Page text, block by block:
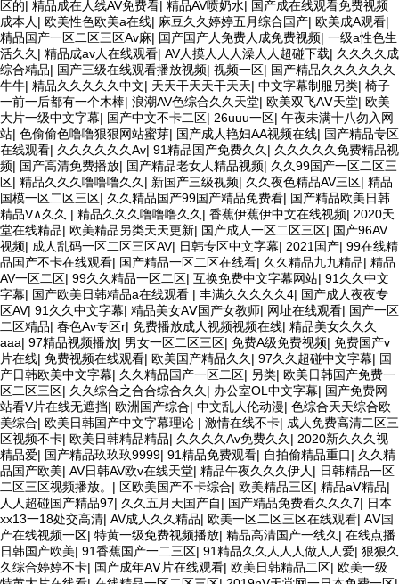
区的| 精品成在人线AV免费看| 精品AV喷奶水| 国产成在线观看免费视频
成本人 | 欧美性色欧美a在线| 麻豆久久婷婷五月综合国产| 欧美成A观看|
精品国产一区二区三区Av麻| 国产国产人免费人成免费视频| 一级a性色生
活久久 | 精品成av人在线观看| AV人摸人人人澡人人超碰下载| 久久久久成
综合精品| 国产三级在线观看播放视频| 视频一区| 国产精品久久久久久久
牛牛| 精品久久久久久中文| 天天干天天干天天| 中文字幕制服另类| 椅子
一前一后都有一个木棒| 浪潮AV色综合久久天堂| 欧美双飞AⅤ天堂| 欧美
大片一级中文字幕| 国产中文不卡二区| 26uuu一区| 午夜未满十八勿入网
站| 色偷偷色噜噜狠狠网站蜜芽| 国产成人艳妇AA视频在线| 国产精品专区
在线观看| 久久久久久久Av| 91精品国产免费久久 | 久久久久久免费精品视
频| 国产高清免费播放| 国产精品老女人精品视频| 久久99国产一区二区三
区| 精品久久久噜噜噜久久 | 新国产三级视频| 久久夜色精品AV三区| 精品
国模一区二区三区| 久久精品国产99国产精品免费看| 国产精品欧美日韩
精品V∧久久 | 精品久久久噜噜噜久久 | 香蕉伊蕉伊中文在线视频| 2020天
堂在线精品| 欧美精品另类天天更新| 国产成人一区二区三区| 国产96AV
视频| 成人乱码一区二区三区AV| 日韩专区中文字幕| 2021国产| 99在线精
品国产不卡在线观看| 国产精品一区二区在线看| 久久精品九九精品| 精品
AV一区二区| 99久久精品一区二区| 互换免费中文字幕网站| 91久久中文
字幕| 国产欧美日韩精品a在线观看 | 丰满久久久久久4| 国产成人夜夜专
区AV| 91久久中文字幕| 精品美女AⅤ国产女教师| 网址在线观看| 国产一区
二区精品| 春色Av专区r| 免费播放成人视频视频在线| 精品美女久久久
aaa| 97精品视频播放| 男女一区二区三区| 免费A级免费视频| 免费国产v
片在线| 免费视频在线观看| 欧美国产精品久久 | 97久久超碰中文字幕| 国
产日韩欧美中文字幕| 久久精品国产一区二区| 另类| 欧美日韩国产免费一
区二区三区| 久久综合之合合综合久久 | 办公室OL中文字幕| 国产免费网
站看V片在线无遮挡| 欧洲国产综合| 中文乱人伦动漫| 色综合天天综合欧
美综合| 欧美日韩国产中文字幕理论 | 激情在线不卡| 成人免费高清二区三
区视频不卡| 欧美日韩精品精品| 久久久久Av免费久久 | 2020新久久久视
精品爱| 国产精品玖玖玖9999| 91精品免费观看| 自拍偷精品重口| 久久精
品国产欧美| AV日韩AV欧v在线天堂| 精品午夜久久久伊人 | 日韩精品一区
二区三区视频播放。 | 区欧美国产不卡综合| 欧美精品三区| 精品aⅤ精品|
人人超碰国产精品97| 久久五月天国产自| 国产精品免费看久久久7| 日本
xx13一18处交高清| AV成人久久精品| 欧美一区二区三区在线观看| AⅤ国
产在线视频一区| 特黄一级免费视频播放| 精品高清国产一线久 | 在线点播
日韩国产欧美| 91香蕉国产一二三区| 91精品久久人人人做人人爱| 狠狠久
久综合婷婷不卡| 国产成年AⅤ片在线观看| 欧美日韩精品二区| 欧美一级